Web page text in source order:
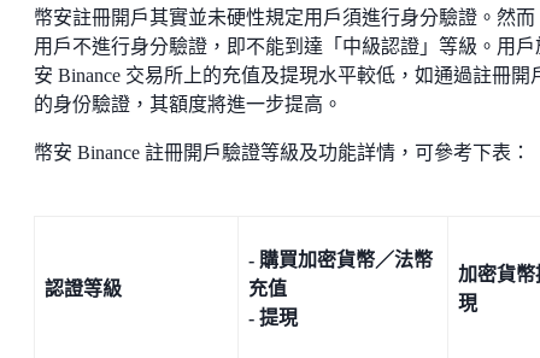
幣安註冊開戶其實並未硬性規定用戶須進行身分驗證。然而
用戶不進行身分驗證，即不能到達「中級認證」等級。用戶
安 Binance 交易所上的充值及提現水平較低，如通過註冊開
的身份驗證，其額度將進一步提高。
幣安 Binance 註冊開戶驗證等級及功能詳情，可參考下表：
認證等級
- 購買加密貨幣／法幣
充值
- 提現
加密貨幣
現